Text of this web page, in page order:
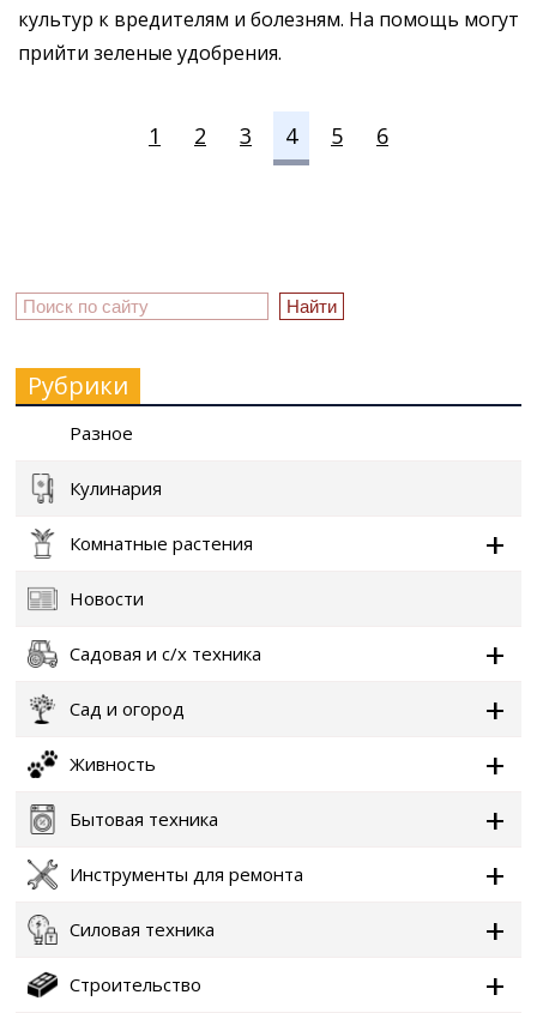
культур к вредителям и болезням. На помощь могут
прийти зеленые удобрения.
1 2 3 4 5 6
Рубрики
Разное
Кулинария
Комнатные растения
Новости
Садовая и с/х техника
Сад и огород
Живность
Бытовая техника
Инструменты для ремонта
Силовая техника
Строительство